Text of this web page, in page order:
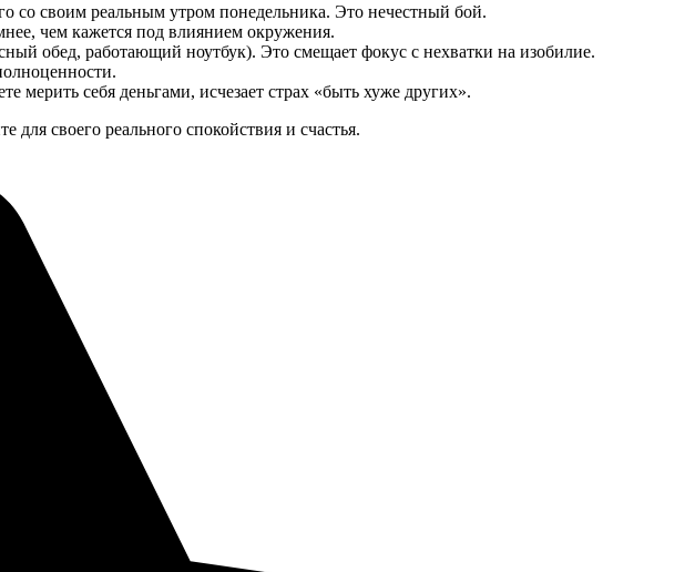
со своим реальным утром понедельника. Это нечестный бой.
чем кажется под влиянием окружения.
обед, работающий ноутбук). Это смещает фокус с нехватки на изобилие.
мерить себя деньгами, исчезает страх «быть хуже других».
своего реального спокойствия и счастья.